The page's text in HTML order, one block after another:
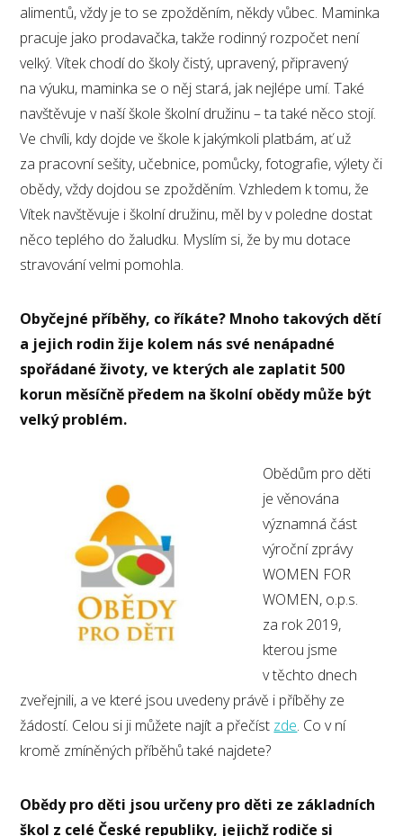
alimentů, vždy je to se zpožděním, někdy vůbec. Maminka
pracuje jako prodavačka, takže rodinný rozpočet není
velký. Vítek chodí do školy čistý, upravený, připravený
na výuku, maminka se o něj stará, jak nejlépe umí. Také
navštěvuje v naší škole školní družinu – ta také něco stojí.
Ve chvíli, kdy dojde ve škole k jakýmkoli platbám, ať už
za pracovní sešity, učebnice, pomůcky, fotografie, výlety či
obědy, vždy dojdou se zpožděním. Vzhledem k tomu, že
Vítek navštěvuje i školní družinu, měl by v poledne dostat
něco teplého do žaludku. Myslím si, že by mu dotace
stravování velmi pomohla.
Obyčejné příběhy, co říkáte? Mnoho takových dětí
a jejich rodin žije kolem nás své nenápadné
spořádané životy, ve kterých ale zaplatit 500
korun měsíčně předem na školní obědy může být
velký problém.
Obědům pro děti
je věnována
významná část
výroční zprávy
WOMEN FOR
WOMEN, o.p.s.
za rok 2019,
kterou jsme
v těchto dnech
zveřejnili, a ve které jsou uvedeny právě i příběhy ze
žádostí. Celou si ji můžete najít a přečíst zde. Co v ní
kromě zmíněných příběhů také najdete?
Obědy pro děti jsou určeny pro děti ze základních
škol z celé České republiky, jejichž rodiče si